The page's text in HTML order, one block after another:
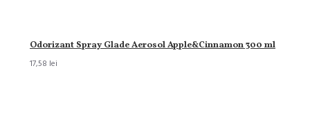
Odorizant Spray Glade Aerosol Apple&Cinnamon 300 ml
17,58 lei